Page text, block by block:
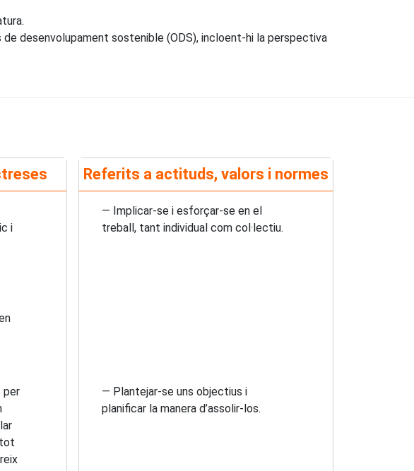
desenvolupament sostenible (ODS), incloent-hi la perspectiva
i
per
Referits a actituds, valors i normes
— Implicar-se i esforçar-se en el
treball, tant individual com col·lectiu.
— Plantejar-se uns objectius i
planificar la manera d’assolir-los.